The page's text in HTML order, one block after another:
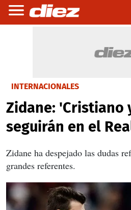
INTERNACIONALES
Zidane: 'Cristiano
seguirán en el
Zidane ha despejado las dudas
grandes referentes.